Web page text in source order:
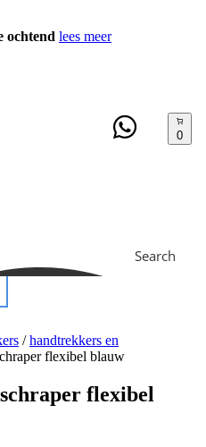
ochtend lees meer
Search
0
/handtrekkers en
flexibel blauw
flexibel